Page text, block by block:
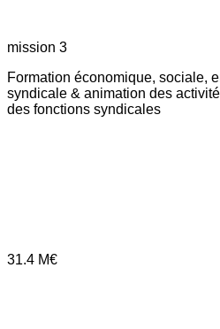
mission 3
Formation économique, sociale,
syndicale & animation des
des fonctions syndicales
31.4 M€